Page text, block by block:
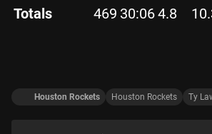
Totals
469 30:064.8
Houston Rockets Houston Rockets Ty